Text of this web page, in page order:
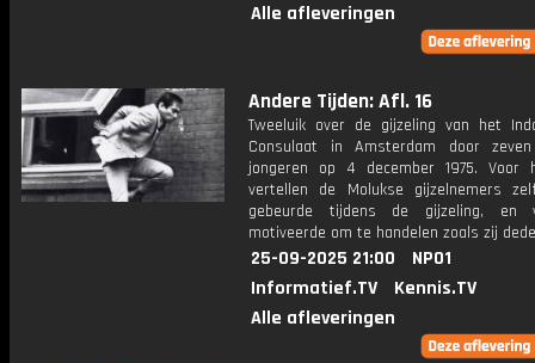
Alle afleveringen
Andere Tijden: Afl. 16
Tweeluik over de gijzeling van het
Consulaat in Amsterdam door
jongeren op 4 december 1975. Voor
vertellen de Molukse gijzelnemers
gebeurde tijdens de gijzeling, en
motiveerde om te handelen zoals zij
25-09-2025 21:00
NPO1
Informatief.TV
Kennis.TV
Alle afleveringen